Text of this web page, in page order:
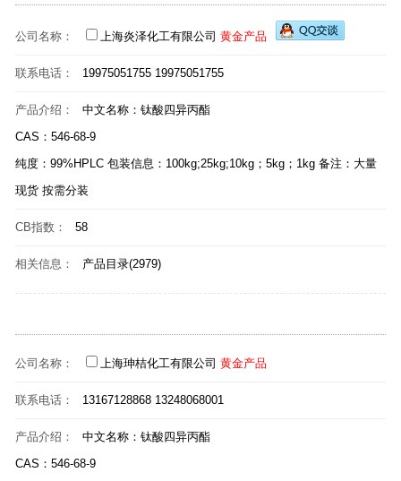
公司名称： 上海炎泽化工有限公司 黄金产品
联系电话： 19975051755 19975051755
产品介绍：
中文名称：钛酸四异丙酯
CAS：546-68-9
纯度：99%HPLC 包装信息：100kg;25kg;10kg；5kg；1kg 备注：大量
现货 按需分装
CB指数： 58
相关信息： 产品目录(2979)
公司名称： 上海珅桔化工有限公司 黄金产品
联系电话： 13167128868 13248068001
产品介绍：
中文名称：钛酸四异丙酯
CAS：546-68-9